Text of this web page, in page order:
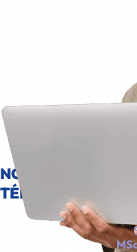
NOS ÉTUDIANTS
TÉMOIGNENT